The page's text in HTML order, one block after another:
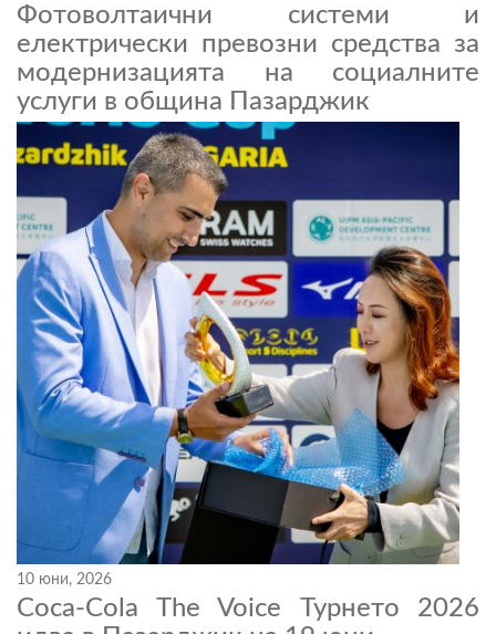
Фотоволтаични системи и
електрически превозни средства за
модернизацията на социалните
услуги в община Пазарджик
10 юни, 2026
Coca-Cola The Voice Турнето 2026